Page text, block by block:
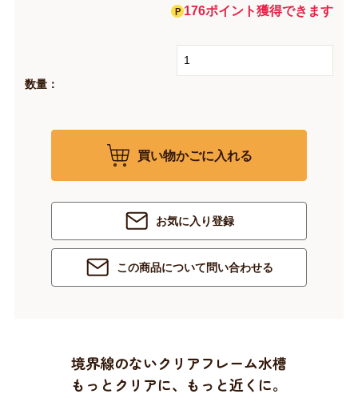
176ポイント獲得できます
数量：
買い物かごに入れる
お気に入り登録
この商品について問い合わせる
境界線のないクリアフレーム水槽
もっとクリアに、もっと近くに。